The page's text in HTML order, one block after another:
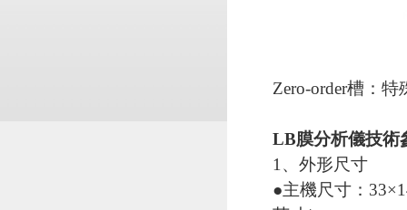
Zero-order槽：
LB膜分析儀技術
1、外形尺寸
●主機尺寸：